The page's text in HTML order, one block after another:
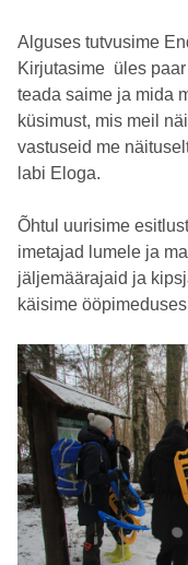
Alguses tutvusime
Kirjutasime üles
teada saime ja mida
küsimust, mis meil
vastuseid me
labi Eloga.
Õhtul uurisime
imetajad lumele ja
jäljemäärajaid ja
käisime